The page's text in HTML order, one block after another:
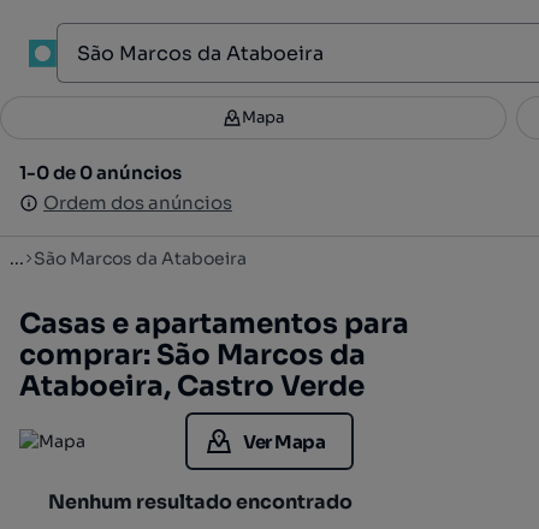
Filtros 1
1-0 de 0 anúncios
Ordem dos anúncios
Mapa
1-0 de 0 anúncios
Ordem dos anúncios
... São Marcos da Ataboeira
Casas e apartamentos para
comprar: São Marcos da
Ataboeira, Castro Verde
Ver Mapa
Nenhum resultado encontrado